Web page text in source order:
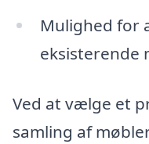
Mulighed for
eksisterende
Ved at vælge et
samling af